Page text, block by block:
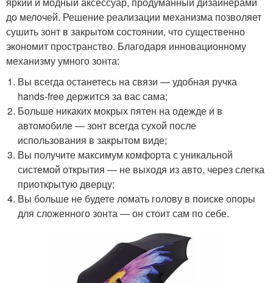
до мелочей. Решение реализации механизма позволяет
сушить зонт в закрытом состоянии, что существенно
экономит пространство. Благодаря инновационному
механизму умного зонта:
Вы всегда останетесь на связи — удобная ручка
hands-free держится за вас сама;
Больше никаких мокрых пятен на одежде и в
автомобиле — зонт всегда сухой после
использования в закрытом виде;
Вы получите максимум комфорта с уникальной
системой открытия — не выходя из авто, через слегка
приоткрытую дверцу;
Вы больше не будете ломать голову в поиске опоры
для сложенного зонта — он стоит сам по себе.